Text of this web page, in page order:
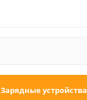
Зарядные устройства